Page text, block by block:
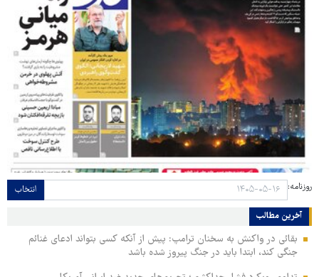
روزنامه: انتخاب
آخرین مطالب
بقائی در واکنش به سخنان ترامپ: پیش از آنکه کسی بتواند ادعای غنائم
جنگی کند، ابتدا باید در جنگ پیروز شده باشد